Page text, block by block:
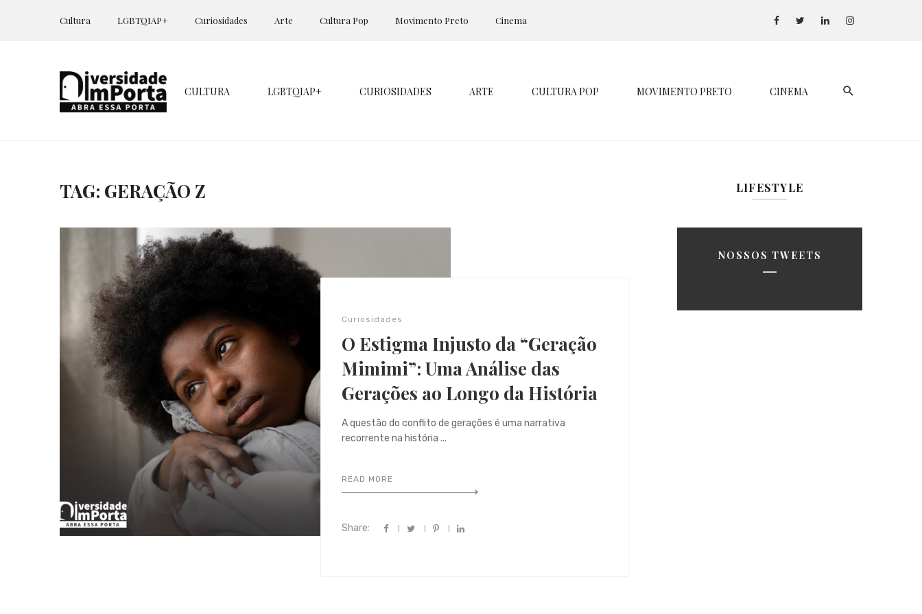
Cultura LGBTQIAP+ Curiosidades Arte Cultura Pop Movimento Preto Cinema
CULTURA LGBTQIAP+ CURIOSIDADES ARTE CULTURA POP MOVIMENTO PRETO CINEMA
TAG: GERAÇÃO Z
Curiosidades
O Estigma Injusto da “Geração
Mimimi”: Uma Análise das
Gerações ao Longo da História
A questão do conflito de gerações é uma narrativa
recorrente na história ...
READ MORE
Share:
LIFESTYLE
NOSSOS TWEETS